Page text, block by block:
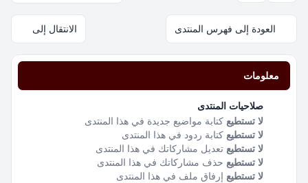
العودة إلى فهرس المنتدى الانتقال إلى
معلومات
صلاحيات المنتدى
لا تستطيع كتابة مواضيع جديدة في هذا المنتدى
لا تستطيع كتابة ردود في هذا المنتدى
لا تستطيع تعديل مشاركاتك في هذا المنتدى
لا تستطيع حذف مشاركاتك في هذا المنتدى
لا تستطيع إرفاق ملف في هذا المنتدى